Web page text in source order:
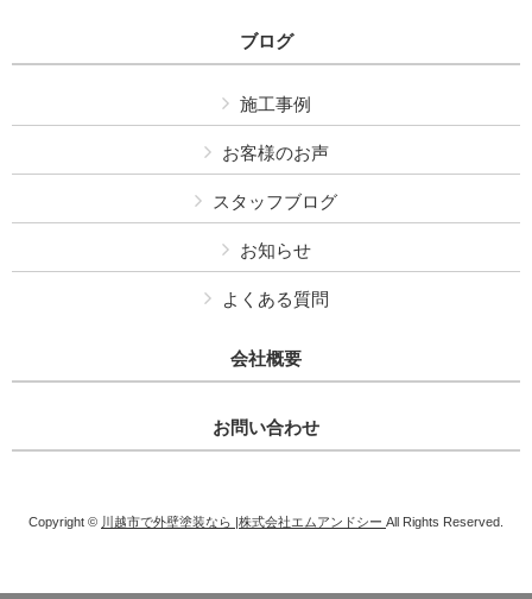
ブログ
施工事例
お客様のお声
スタッフブログ
お知らせ
よくある質問
会社概要
お問い合わせ
Copyright © 川越市で外壁塗装なら |株式会社エムアンドシー All Rights Reserved.